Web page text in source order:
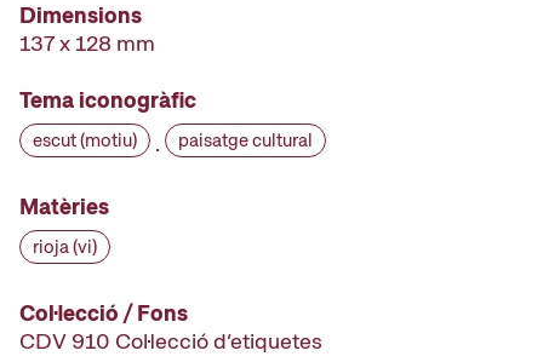
Dimensions
137 x 128 mm
Tema iconogràfic
escut (motiu) · paisatge cultural
Matèries
rioja (vi)
Col·lecció / Fons
CDV 910 Col·lecció d’etiquetes